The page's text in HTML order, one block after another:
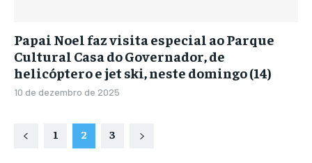
Papai Noel faz visita especial ao Parque
Cultural Casa do Governador, de
helicóptero e jet ski, neste domingo (14)
10 de dezembro de 2025
1 2 3